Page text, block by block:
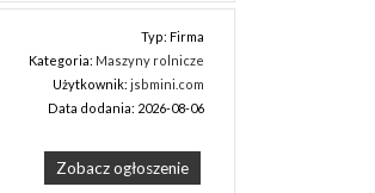
Typ: Firma
Kategoria: Maszyny rolnicze
Użytkownik:jsbmini.com
Data dodania: 2026-08-06
Zobacz ogłoszenie